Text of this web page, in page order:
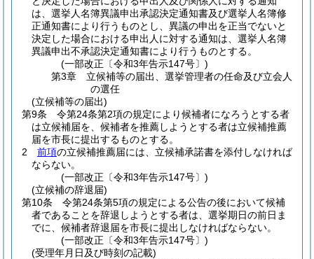
は、選挙人名簿異議申出承認決定通知書及び選挙人名簿修
正通知書により行うものとし、異議の申出を正当でないと
決定した場合における申出人に対する通知は、選挙人名簿
異議申出不承認決定通知書により行うものとする。
(一部改正〔令和3年告示147号〕)
第3章
立候補等の届出、選挙管理者の任命及び立会人
の選任
(立候補等の届出)
第9条
令第24条第2項の規定により候補者になろうとする者
は立候補届を、候補者を推薦しようとする者は立候補推薦
届を市長に提出するものとする。
2
前項の立候補推薦届には、立候補承諾書を添付しなければ
ならない。
(一部改正〔令和3年告示147号〕)
(立候補の辞退届)
第10条
令第24条第5項の規定による公告の後において候補
者であることを辞退しようとする者は、選挙期日の前日ま
でに、候補者辞退届を市長に提出しなければならない。
(一部改正〔令和3年告示147号〕)
(受理年月日及び時刻の記載)